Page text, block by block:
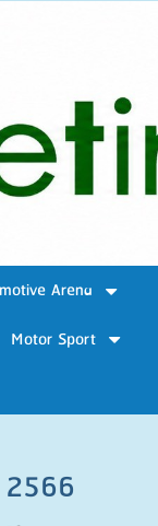
Arena
Motor Sport